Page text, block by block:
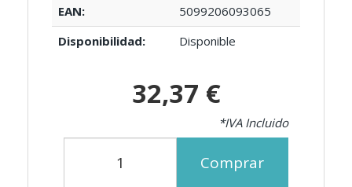
EAN:
5099206093065
Disponibilidad:
Disponible
32,37 €
*IVA Incluido
Comprar